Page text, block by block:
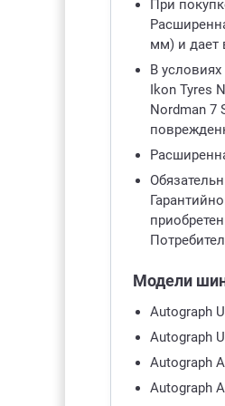
При
мм) и дает
В
Ikon Tyres
Nordman 7
Модели
Autograph
Autograph
Autograph
Autograph